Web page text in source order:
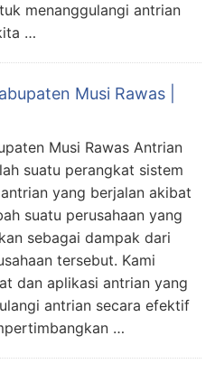
menanggulangi antrian
…
Musi Rawas |
Musi Rawas Antrian
suatu perangkat sistem
yang berjalan akibat
suatu perusahaan yang
sebagai dampak dari
tersebut. Kami
dan aplikasi antrian yang
antrian secara efektif
…